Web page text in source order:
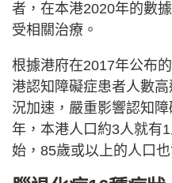
者，在本港2020年的數
受相關治療。
根據港府在2017年公布的
港認知障礙症患者人數
況加速，嚴重影響認知
年，本港人口約3人就有
始，85歲或以上的人口也